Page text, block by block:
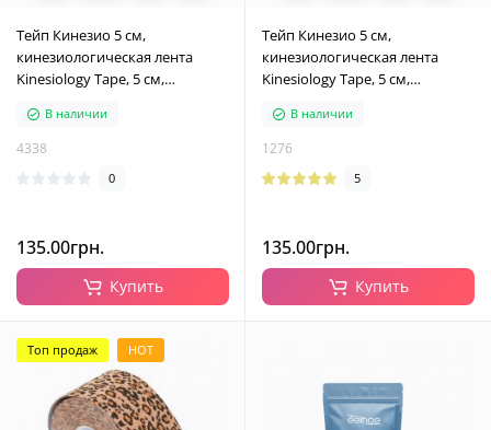
Тейп Кинезио 5 см,
кинезиологическая лента
Kinesiology Tape, 5 см,
В наличии
4338
0
135.00грн.
Купить
Тейп Кинезио 5 см,
кинезиологическая лента
Kinesiology Tape, 5 см,
В наличии
1276
5
135.00грн.
Купить
Топ продаж HOT